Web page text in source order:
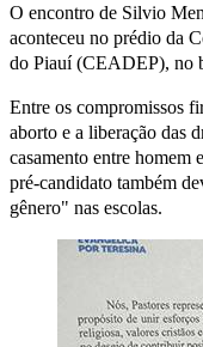
O encontro de Silvio
aconteceu no prédio da
do Piauí (CEADEP), no
Entre os compromissos
aborto e a liberação das
casamento entre
pré-candidato também
gênero" nas escolas.